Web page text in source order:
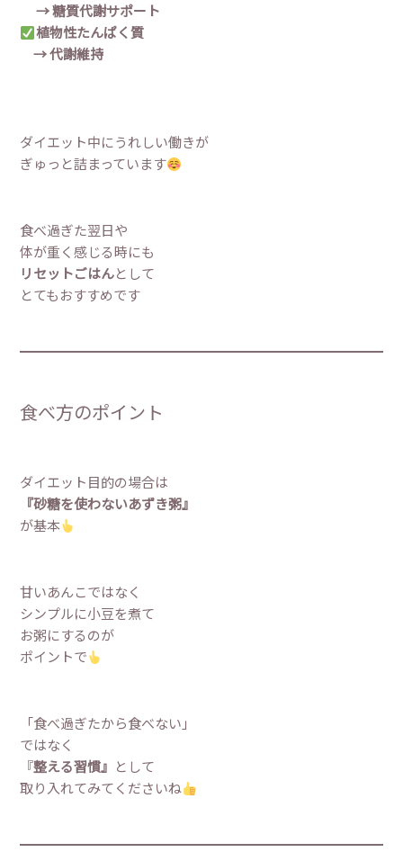
→ 糖質代謝サポート
植物性たんぱく質
→ 代謝維持
ダイエット中にうれしい働きが
ぎゅっと詰まっています
食べ過ぎた翌日や
体が重く感じる時にも
リセットごはんとして
とてもおすすめです
食べ方のポイント
ダイエット目的の場合は
『砂糖を使わないあずき粥』
が基本
甘いあんこではなく
シンプルに小豆を煮て
お粥にするのが
ポイントで
「食べ過ぎたから食べない」
ではなく
『整える習慣』 として
取り入れてみてくださいね